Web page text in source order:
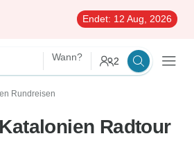
Endet: 12 Aug, 2026
Wann? 2
Rundreisen
Radtour